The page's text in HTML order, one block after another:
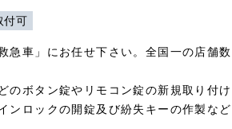
付可
急車」にお任せ下さい。全国一の店舗
のボタン錠やリモコン錠の新規取り付
ンロックの開錠及び紛失キーの作製な